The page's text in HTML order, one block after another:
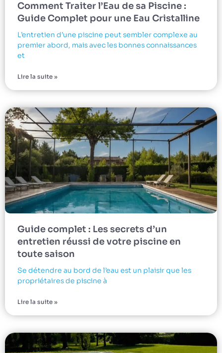
Comment Traiter l’Eau de sa Piscine :
Guide Complet pour une Eau Cristalline
L’entretien d’une piscine peut sembler complexe au
premier abord, mais avec les bonnes connaissances
et
Lire la suite »
Guide complet : Les secrets d’un
entretien réussi de votre piscine en
toute saison
Se détendre au bord de l’eau est un plaisir que les
propriétaires de piscine à
Lire la suite »